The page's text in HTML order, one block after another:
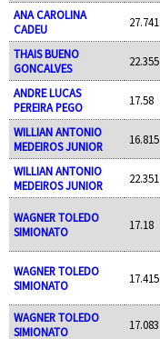
ANA CAROLINA
CADEU
27.741
THAIS BUENO
GONCALVES
22.355
ANDRE LUCAS
PEREIRA PEGO
17.58
WILLIAN ANTONIO
MEDEIROS JUNIOR
16.815
WILLIAN ANTONIO
MEDEIROS JUNIOR
22.351
WAGNER TOLEDO
SIMIONATO
17.18
WAGNER TOLEDO
SIMIONATO
17.415
WAGNER TOLEDO
SIMIONATO
17.083